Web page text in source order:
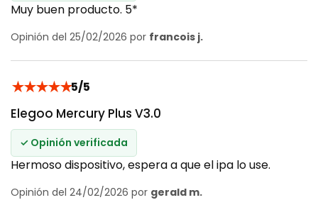
Muy buen producto. 5*
Opinión del 25/02/2026 por francois j.
★★★★★5/5
Elegoo Mercury Plus V3.0
✓ Opinión verificada
Hermoso dispositivo, espera a que el ipa lo use.
Opinión del 24/02/2026 por gerald m.